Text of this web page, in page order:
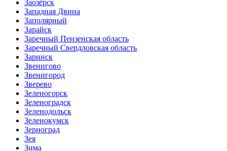
Заозёрск
Западная Двина
Заполярный
Зарайск
Заречный Пензенская область
Заречный Свердловская область
Заринск
Звенигово
Звенигород
Зверево
Зеленогорск
Зеленоградск
Зеленодольск
Зеленокумск
Зерноград
Зея
Зима